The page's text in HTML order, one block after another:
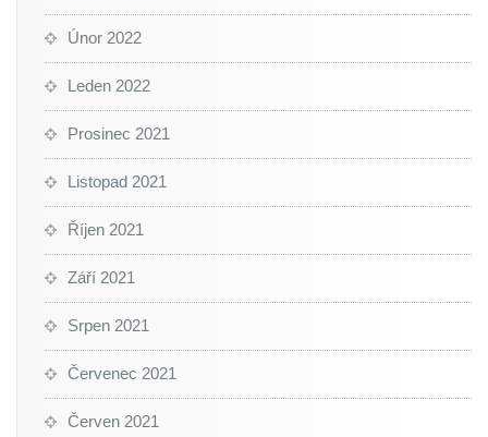
Únor 2022
Leden 2022
Prosinec 2021
Listopad 2021
Říjen 2021
Září 2021
Srpen 2021
Červenec 2021
Červen 2021